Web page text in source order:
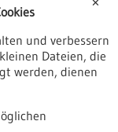
und verbessern
Dateien, die
werden, dienen